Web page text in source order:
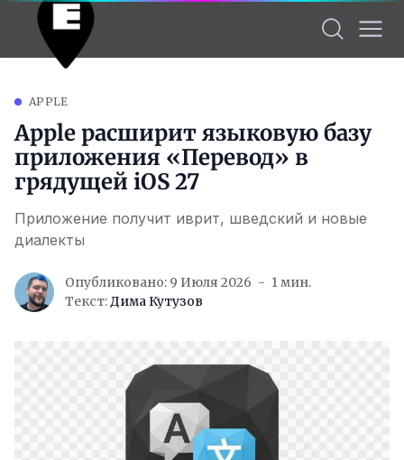
APPLE
Apple расширит языковую базу
приложения «Перевод» в
грядущей iOS 27
Приложение получит иврит, шведский и новые
диалекты
Опубликовано: 9 Июля 2026
1 мин.
Текст:Дима Кутузов